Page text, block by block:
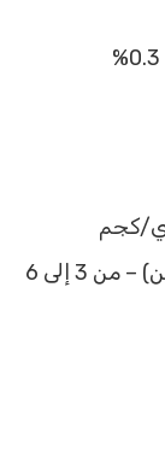
علف سوبر بادي (23% بروتين) – من 3 إلى 6